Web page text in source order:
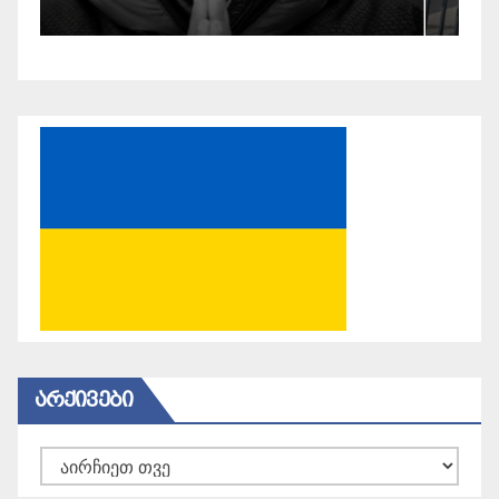
ᲐᲠᲥᲘᲕᲔᲑᲘ
არქივები